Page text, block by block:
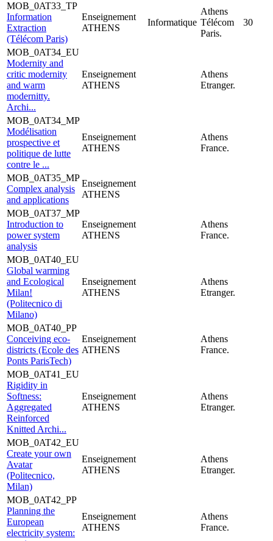
MOB_0AT33_TP
Information
Extraction
(Télécom Paris)
Enseignement
ATHENS
Informatique
Athens
Télécom
Paris.
30
MOB_0AT34_EU
Modernity and
critic modernity
and warm
modernitty.
Archi...
Enseignement
ATHENS
Athens
Etranger.
MOB_0AT34_MP
Modélisation
prospective et
politique de lutte
contre le ...
Enseignement
ATHENS
Athens
France.
MOB_0AT35_MP
Complex analysis
and applications
Enseignement
ATHENS
MOB_0AT37_MP
Introduction to
power system
analysis
Enseignement
ATHENS
Athens
France.
MOB_0AT40_EU
Global warming
and Ecological
Milan!
(Politecnico di
Milano)
Enseignement
ATHENS
Athens
Etranger.
MOB_0AT40_PP
Conceiving eco-
districts (Ecole des
Ponts ParisTech)
Enseignement
ATHENS
Athens
France.
MOB_0AT41_EU
Rigidity in
Softness:
Aggregated
Reinforced
Knitted Archi...
Enseignement
ATHENS
Athens
Etranger.
MOB_0AT42_EU
Create your own
Avatar
(Politecnico,
Milan)
Enseignement
ATHENS
Athens
Etranger.
MOB_0AT42_PP
Planning the
European
electricity system:
Enseignement
ATHENS
Athens
France.